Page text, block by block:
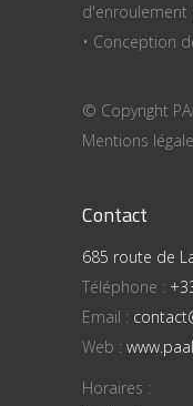
d'enroulement
• Conception
© Copyright
Mentions
Contact
685 route de
Téléphone :
Email :
Web :
Horaires :